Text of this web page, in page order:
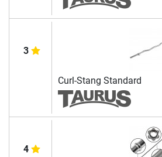
3
Curl-Stang Standard
4